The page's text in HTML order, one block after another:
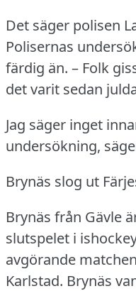
Det säger polisen
Polisernas
färdig än. – Folk
det varit sedan
Jag säger inget
undersökning,
Brynäs slog ut
Brynäs från Gävle
slutspelet i
avgörande
Karlstad. Brynäs